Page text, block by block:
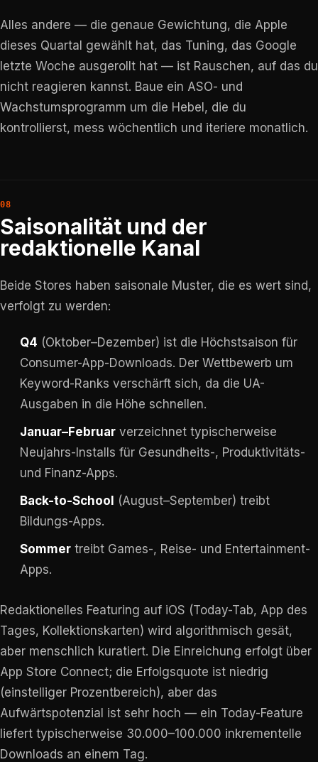
Alles andere — die genaue Gewichtung, die Apple
dieses Quartal gewählt hat, das Tuning, das Google
letzte Woche ausgerollt hat — ist Rauschen, auf das du
nicht reagieren kannst. Baue ein ASO- und
Wachstumsprogramm um die Hebel, die du
kontrollierst, mess wöchentlich und iteriere monatlich.
Saisonalität und der
redaktionelle Kanal
Beide Stores haben saisonale Muster, die es wert sind,
verfolgt zu werden:
Q4 (Oktober–Dezember) ist die Höchstsaison für
Consumer-App-Downloads. Der Wettbewerb um
Keyword-Ranks verschärft sich, da die UA-
Ausgaben in die Höhe schnellen.
Januar–Februar verzeichnet typischerweise
Neujahrs-Installs für Gesundheits-, Produktivitäts-
und Finanz-Apps.
Back-to-School
(August–September) treibt
Bildungs-Apps.
Sommer treibt Games-, Reise- und Entertainment-
Apps.
Redaktionelles Featuring auf iOS (Today-Tab, App des
Tages, Kollektionskarten) wird algorithmisch gesät,
aber menschlich kuratiert. Die Einreichung erfolgt über
App Store Connect; die Erfolgsquote ist niedrig
(einstelliger Prozentbereich), aber das
Aufwärtspotenzial ist sehr hoch — ein Today-Feature
liefert typischerweise 30.000–100.000 inkrementelle
Downloads an einem Tag.